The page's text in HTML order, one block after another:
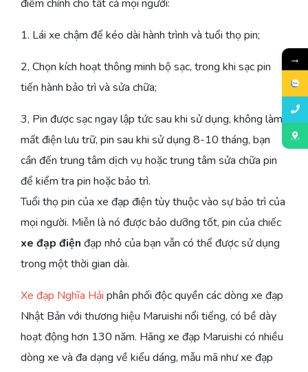
điểm chính cho tất cả mọi người:
1. Lái xe chậm để kéo dài hành trình và tuổi thọ pin;
2, Chọn kích hoạt thông minh bộ sạc, trong khi sạc pin
tiến hành bảo trì và sửa chữa;
3, Pin được sạc ngay lập tức sau khi sử dụng, không làm
mất điện lưu trữ, pin sau khi sử dụng 8-10 tháng, bạn
cần đến trung tâm dịch vụ hoặc trung tâm sửa chữa pin
để kiểm tra pin hoặc bảo trì.
Tuổi thọ pin của xe đạp điện tùy thuộc vào sự bảo trì của
mọi người. Miễn là nó được bảo dưỡng tốt, pin của chiếc
xe đạp điện đạp nhỏ của bạn vẫn có thể được sử dụng
trong một thời gian dài.
Xe đạp Nghĩa Hải phân phối độc quyền các dòng xe đạp
Nhật Bản với thương hiệu Maruishi nổi tiếng, có bề dày
hoạt động hơn 130 năm. Hãng xe đạp Maruishi có nhiều
dòng xe và đa dạng về kiểu dáng, mẫu mã như xe đạp
→